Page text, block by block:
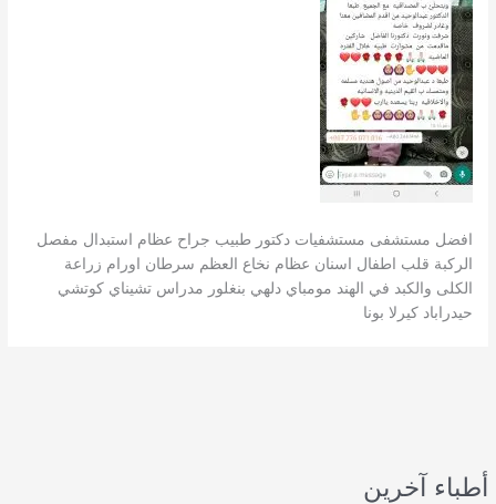
أطباء آخرين
افضل مستشفى مستشفيات دكتور طبيب جراح عظام استبدال مفصل
الركبة قلب اطفال اسنان عظام نخاع العظم سرطان اورام زراعة
الكلى والكبد في الهند مومباي دلهي بنغلور مدراس تشيناي كوتشي
حيدراباد كيرلا بونا